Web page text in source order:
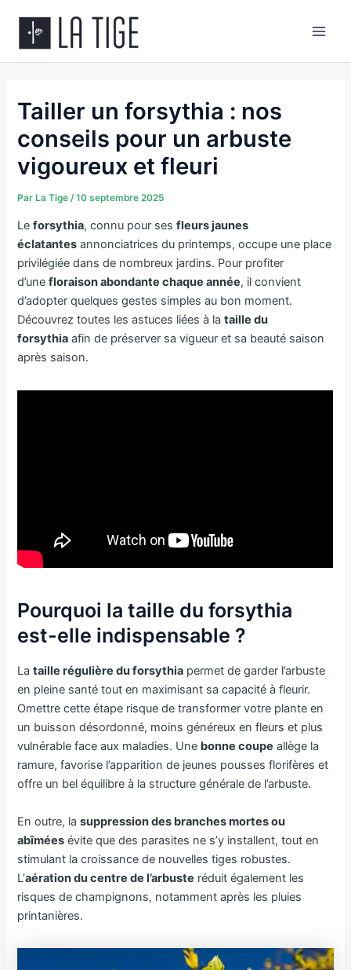
contenu
Tailler un forsythia : nos
conseils pour un arbuste
vigoureux et fleuri
Par La Tige/10 septembre 2025
Leforsythia, connu pour sesfleurs jaunes
éclatantes annonciatrices du printemps, occupe une place
privilégiée dans de nombreux jardins. Pour profiter
d’unefloraison abondante chaque année, il convient
d’adopter quelques gestes simples au bon moment.
Découvrez toutes les astuces liées à lataille du
forsythia afin de préserver sa vigueur et sa beauté saison
après saison.
Pourquoi la taille du forsythia
est-elle indispensable ?
Lataille régulière du forsythia permet de garder l’arbuste
en pleine santé tout en maximisant sa capacité à fleurir.
Omettre cette étape risque de transformer votre plante en
un buisson désordonné, moins généreux en fleurs et plus
vulnérable face aux maladies. Une bonne coupe allège la
ramure, favorise l’apparition de jeunes pousses florifères et
offre un bel équilibre à la structure générale de l’arbuste.
En outre, lasuppression des branches mortes ou
abîmées évite que des parasites ne s’y installent, tout en
stimulant la croissance de nouvelles tiges robustes.
L’aération du centre de l’arbuste réduit également les
risques de champignons, notamment après les pluies
printanières.